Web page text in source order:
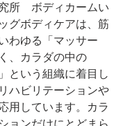
所　ボディカームい
グボディケアは、筋
わゆる「マッサー
、カラダの中の
という組織に着目し
ハビリテーションや
用しています。カラ
ョンだけにとどまら